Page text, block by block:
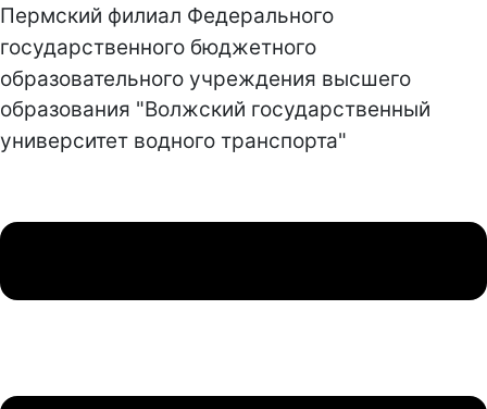
Пермский филиал Федерального
государственного бюджетного
образовательного учреждения высшего
образования "Волжский государственный
университет водного транспорта"